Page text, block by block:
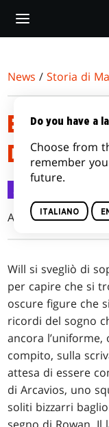
main
News /Storia di
EPISODIO
DEGLI
Storia di Magic
Adana Washington
Will si svegliò di
per capire che si
oscure figure che
ricordi del sogno
ancora
compito, sulla
attesa di essere
di Arcavios, uno
soliti bizzarri
Do you have a
Choose from
remember
future.
ITALIANO